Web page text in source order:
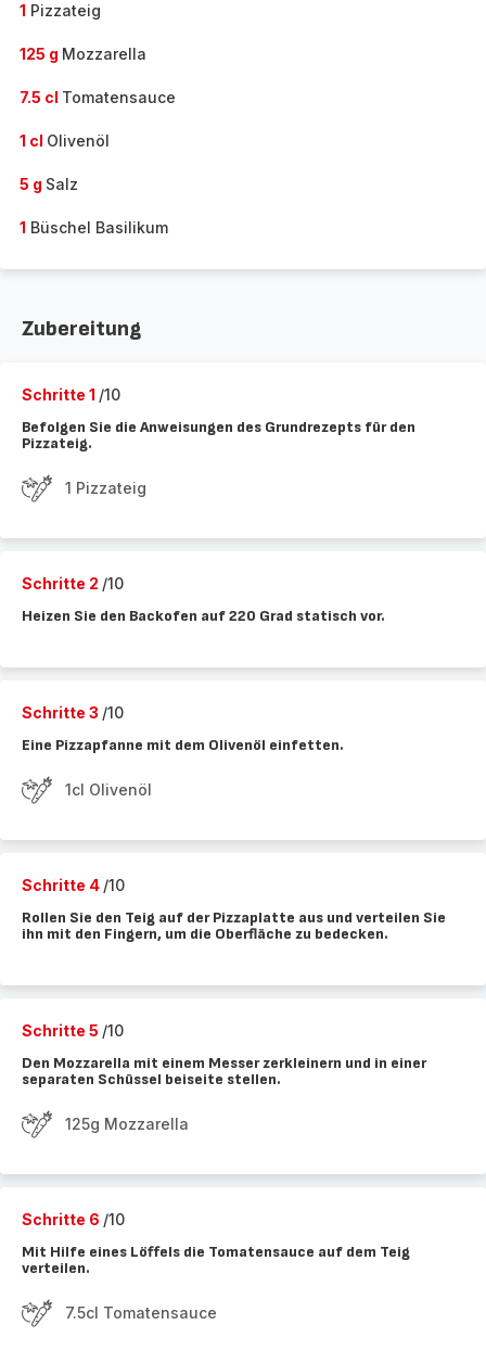
1 Pizzateig
125 g Mozzarella
7.5 cl Tomatensauce
1 cl Olivenöl
5 g Salz
1 Büschel Basilikum
Zubereitung
Schritte 1 /10
Befolgen Sie die Anweisungen des Grundrezepts für den
Pizzateig.
1 Pizzateig
Schritte 2 /10
Heizen Sie den Backofen auf 220 Grad statisch vor.
Schritte 3 /10
Eine Pizzapfanne mit dem Olivenöl einfetten.
1cl Olivenöl
Schritte 4 /10
Rollen Sie den Teig auf der Pizzaplatte aus und verteilen Sie
ihn mit den Fingern, um die Oberfläche zu bedecken.
Schritte 5 /10
Den Mozzarella mit einem Messer zerkleinern und in einer
separaten Schüssel beiseite stellen.
125g Mozzarella
Schritte 6 /10
Mit Hilfe eines Löffels die Tomatensauce auf dem Teig
verteilen.
7.5cl Tomatensauce